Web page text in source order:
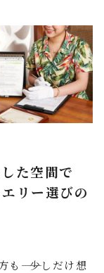
た空間で
リー選びの
―― 少しだけ想